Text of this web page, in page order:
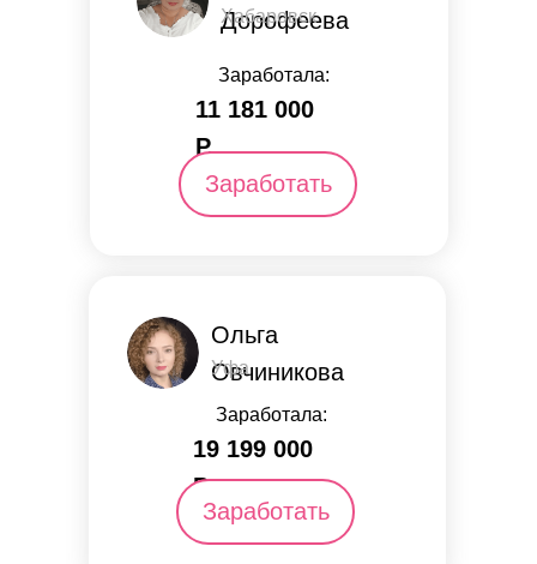
Дорофеева
Хабаровск
Заработала:
11 181 000
Р.
Заработать
Ольга
Овчиникова
Уфа
Заработала:
19 199 000
Р.
Заработать